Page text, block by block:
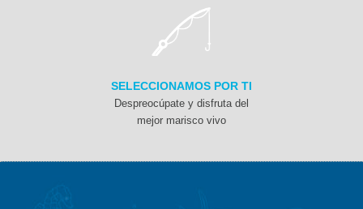
SELECCIONAMOS POR TI
Despreocúpate y disfruta del
mejor marisco vivo